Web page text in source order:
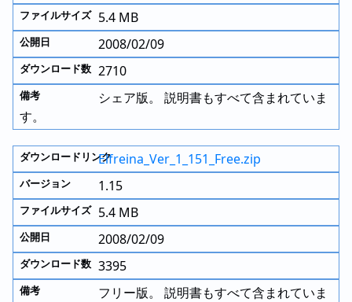
5.4 MB
2008/02/09
2710
シェア版。 説明書もすべて含まれていま
す。
Elfreina_Ver_1_151_Free.zip
1.15
5.4 MB
2008/02/09
3395
フリー版。 説明書もすべて含まれていま